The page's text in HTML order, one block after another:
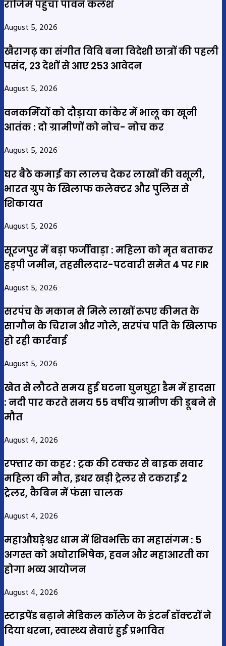
राजिम पहुंचा पावन कलश
August 5, 2026
खैरागढ़ का संगीत विवि बना विदेशी छात्रों की पहली
पसंद, 23 देशों से आए 253 आवेदन
August 5, 2026
वनकर्मियों को दौड़ाया कांकेर में भालू का खूनी
आतंक : दो ग्रामीणों को नोच- नोच कर
August 5, 2026
घर बैठे कमाई का लालच देकर लाखों की वसूली,
भारत ग्रुप के खिलाफ कलेक्टर और पुलिस से
शिकायत
August 5, 2026
सूरजपुर में बड़ा फर्जीवाड़ा : महिला को मृत बताकर
हड़पी जमीन, तहसीलदार-पटवारी समेत 4 पर FIR
August 5, 2026
सरपंच के मकान से मिले लाखों रुपए कीमत के
सागौन के चिरान और गोले, सरपंच पति के खिलाफ
हो रही कार्रवाई
August 5, 2026
खेत से लौटते समय हुई घटना घुनघुट्टा डैम में हादसा
: नदी पार करते समय 55 वर्षीय ग्रामीण की डूबने से
मौत
August 4, 2026
रफ्तार का कहर : ट्रक की टक्कर से बाइक सवार
महिला की मौत, इधर खड़ी ट्रेलर से टकराई 2
ट्रेलर, कैबिन में फंसा चालक
August 4, 2026
महाऔघड़ेश्वर धाम में शिवभक्ति का महासंगम : 5
अगस्त को अघोराभिषेक, हवन और महाआरती का
होगा भव्य आयोजन
August 4, 2026
स्टाइपेंड बढ़ाने मेडिकल कॉलेज के इंटर्न डॉक्टरों ने
दिया धरना, स्वास्थ्य सेवाएं हुई प्रभावित